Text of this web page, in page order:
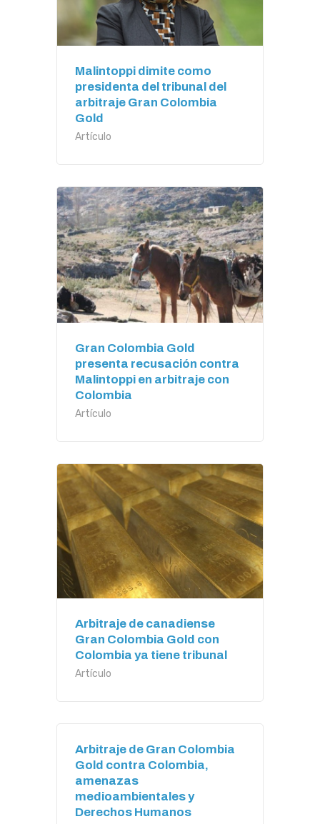
Malintoppi dimite como
presidenta del tribunal del
arbitraje Gran Colombia
Gold
Artículo
Gran Colombia Gold
presenta recusación contra
Malintoppi en arbitraje con
Colombia
Artículo
Arbitraje de canadiense
Gran Colombia Gold con
Colombia ya tiene tribunal
Artículo
Arbitraje de Gran Colombia
Gold contra Colombia,
amenazas
medioambientales y
Derechos Humanos